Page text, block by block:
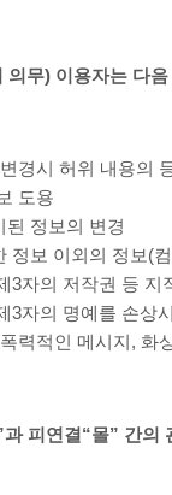
의무) 이용자는 다
경시 허위 내용의
도용
된 정보의 변경
정보 이외의 정보(
3자의 저작권 등 지
3자의 명예를 손상
력적인 메시지, 화
과 피연결 “몰” 간의